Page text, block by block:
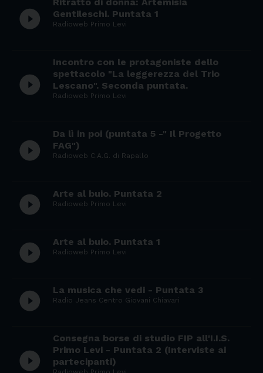
play_circle_filled
Gentileschi. Puntata 1
Radioweb Primo Levi
play_circle_filled
Incontro con le protagoniste dello
spettacolo "La leggerezza del Trio
Lescano". Seconda puntata.
Radioweb Primo Levi
play_circle_filled
Da lì in poi (puntata 5 -" Il Progetto
FAG")
Radioweb C.A.G. di Rapallo
play_circle_filled Arte al buio. Puntata 2
Radioweb Primo Levi
play_circle_filled Arte al buio. Puntata 1
Radioweb Primo Levi
play_circle_filled La musica che vedi - Puntata 3
Radio Jeans Centro Giovani Chiavari
play_circle_filled
Consegna borse di studio FIP all'I.I.S.
Primo Levi - Puntata 2 (Interviste ai
partecipanti)